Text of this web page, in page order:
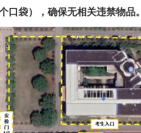
口袋），确保无相关违禁物品。